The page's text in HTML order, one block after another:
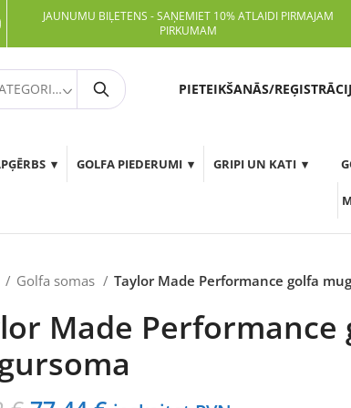
JAUNUMU BIĻETENS - SAŅEMIET 10% ATLAIDI PIRMAJAM
PIRKUMAM
Meklēt PIETEIKŠANĀS/
GOLFA PIEDERUMI GRIPI UN KATI
Golfa somas Taylor Made Performance golfa
Made Performance